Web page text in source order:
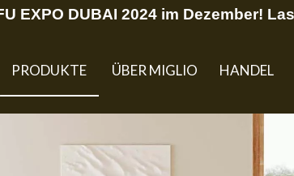
EXPO DUBAI 2024 im Dezember!
PRODUKTE ÜBER MIGLIO HANDEL